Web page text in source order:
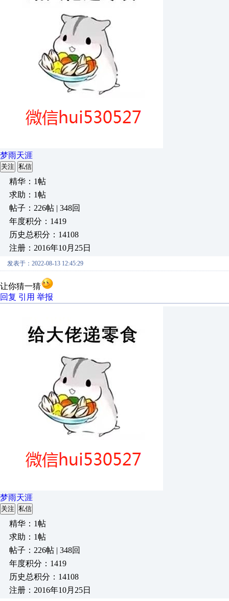
梦雨天涯
关注 私信
精华：1帖
求助：1帖
帖子：226帖 | 348回
年度积分：1419
历史总积分：14108
注册：2016年10月25日
发表于：2022-08-13 12:45:29
让你猜一猜
回复 引用 举报
梦雨天涯
关注 私信
精华：1帖
求助：1帖
帖子：226帖 | 348回
年度积分：1419
历史总积分：14108
注册：2016年10月25日